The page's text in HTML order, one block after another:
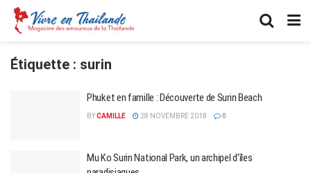
Étiquette : surin
Phuket en famille : Découverte de Surin Beach
BYCAMILLE 28 NOVEMBRE 2018 0
Mu Ko Surin National Park, un archipel d’îles